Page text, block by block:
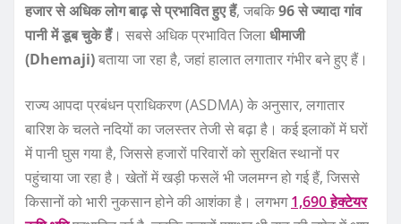
हजार से अधिक लोग बाढ़ से प्रभावित हुए हैं, जबकि96 से ज्यादा गांव
पानी में डूब चुके हैं। सबसे अधिक प्रभावित जिलाधीमाजी
(Dhemaji)बताया जा रहा है, जहां हालात लगातार गंभीर बने हुए हैं।
राज्य आपदा प्रबंधन प्राधिकरण (ASDMA) के अनुसार, लगातार
बारिश के चलते नदियों का जलस्तर तेजी से बढ़ा है। कई इलाकों में घरों
में पानी घुस गया है, जिससे हजारों परिवारों को सुरक्षित स्थानों पर
पहुंचाया जा रहा है। खेतों में खड़ी फसलें भी जलमग्न हो गई हैं, जिससे
किसानों को भारी नुकसान होने की आशंका है। लगभग1,690 हेक्टेयर